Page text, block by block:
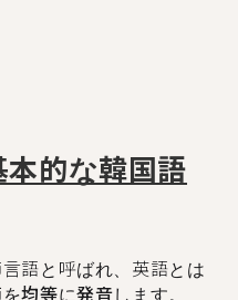
本的な韓国語
語と呼ばれ、英語とは
均等に発音します。